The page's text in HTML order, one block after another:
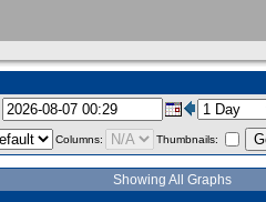
Columns: Thumbnails:
Showing All Graphs